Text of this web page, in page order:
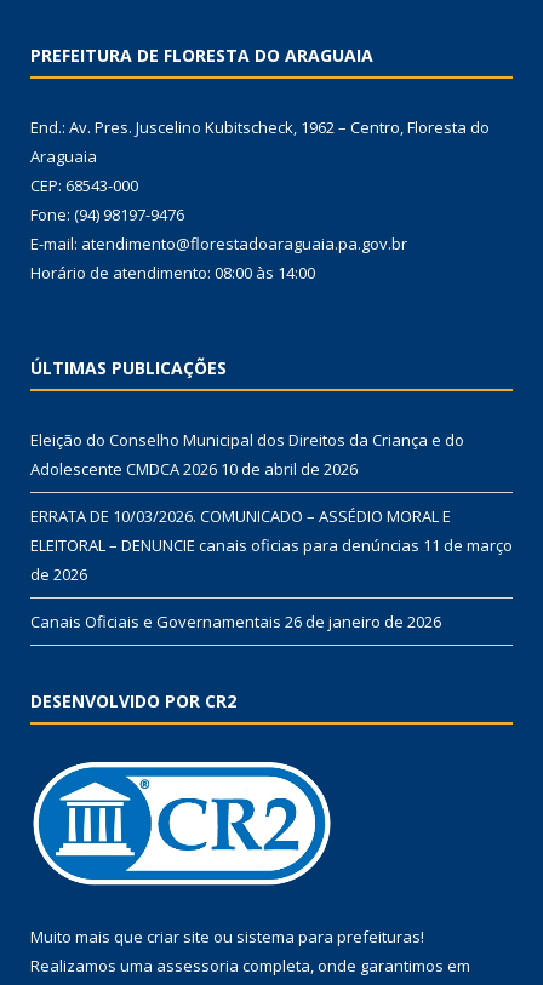
PREFEITURA DE FLORESTA DO ARAGUAIA
End.: Av. Pres. Juscelino Kubitscheck, 1962 – Centro, Floresta do
Araguaia
CEP: 68543-000
Fone: (94) 98197-9476
E-mail: atendimento@florestadoaraguaia.pa.gov.br
Horário de atendimento: 08:00 às 14:00
ÚLTIMAS PUBLICAÇÕES
Eleição do Conselho Municipal dos Direitos da Criança e do
Adolescente CMDCA 2026 10 de abril de 2026
ERRATA DE 10/03/2026. COMUNICADO – ASSÉDIO MORAL E
ELEITORAL – DENUNCIE canais oficias para denúncias 11 de março
de 2026
Canais Oficiais e Governamentais 26 de janeiro de 2026
DESENVOLVIDO POR CR2
Muito mais que criar site ou sistema para prefeituras!
Realizamos uma assessoria completa, onde garantimos em